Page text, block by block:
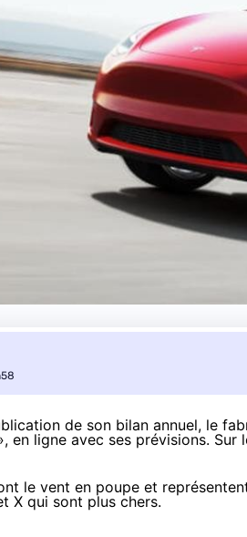
de son bilan annuel, le
en ligne avec ses prévisions.
le vent en poupe et
X qui sont plus chers.